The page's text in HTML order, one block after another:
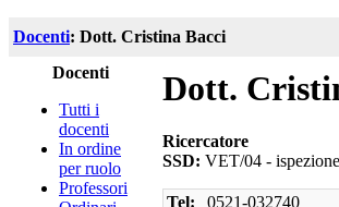
Docenti: Dott. Cristina Bacci
Docenti
Tutti i
docenti
In ordine
per ruolo
Professori
Dott.
Ricercatore
SSD: VET/04 -
Tel: 0521-032740